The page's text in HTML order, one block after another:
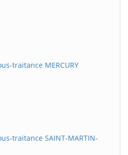
traitance MERCURY
traitance SAINT-MARTIN-